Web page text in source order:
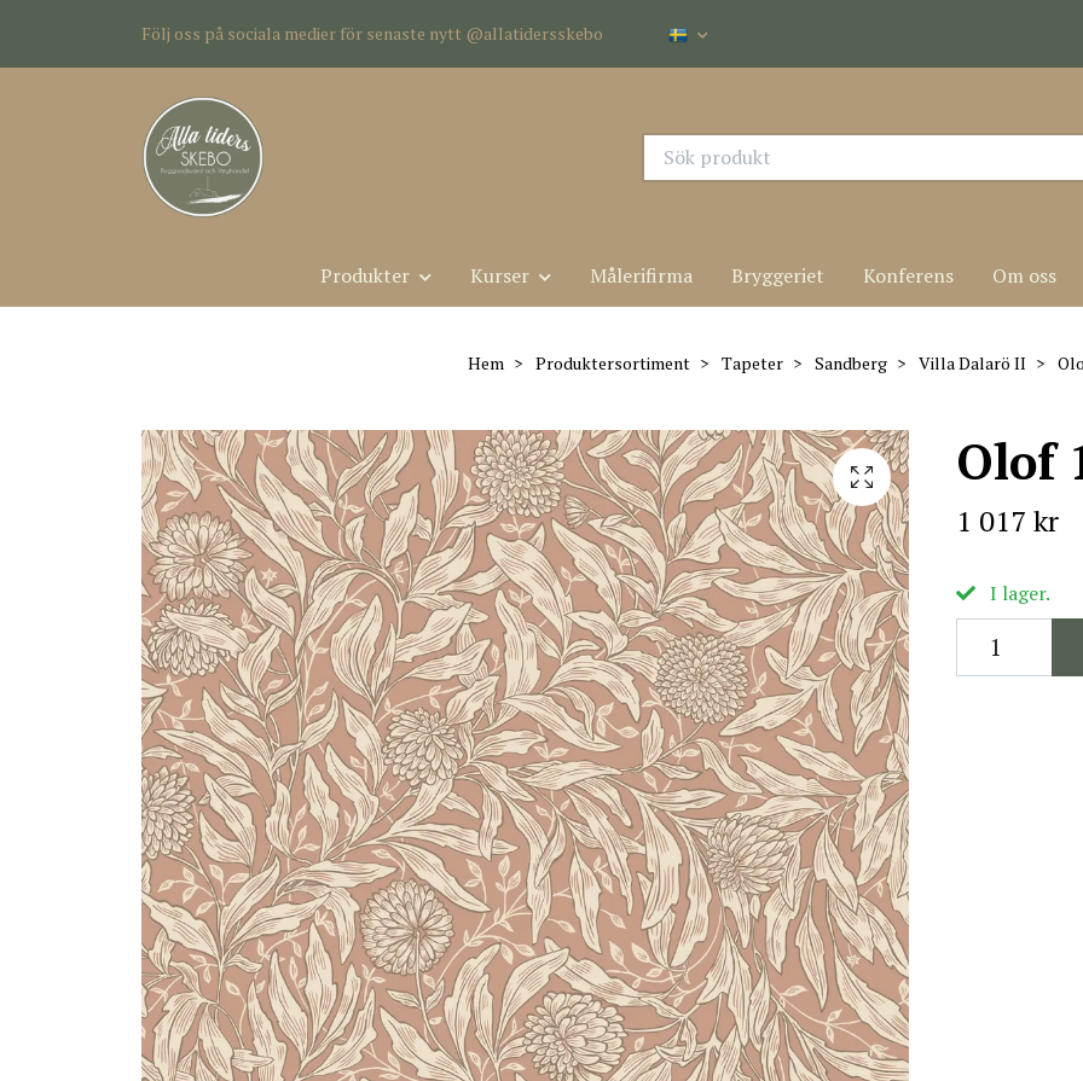
Följ oss på sociala medier för senaste nytt @allatidersskebo
Produkter Kurser Målerifirma Bryggeriet Konferens Om oss
Hem Produktersortiment Tapeter Sandberg Villa Dalarö II
Olof
1 017 kr
I lager.